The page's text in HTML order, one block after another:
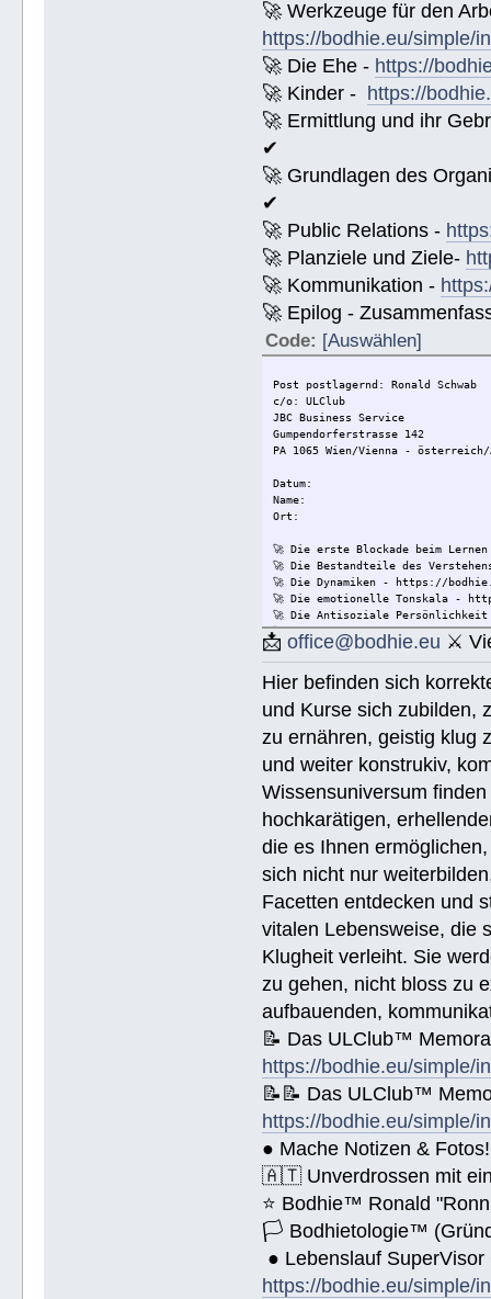
🚀 Werkzeuge für den
https://bodhie.eu/simple/
🚀 Die Ehe - https://
🚀 Kinder - https://
🚀 Ermittlung und ihr
✔
🚀 Grundlagen des
✔
🚀 Public Relations -
🚀 Planziele und Ziele-
🚀 Kommunikation -
🚀 Epilog -
Code: [Auswählen]
Post postlagernd: Ronald Schwab
c/o: ULClub
JBC Business Service
Gumpendorferstrasse 142
PA 1065 Wien/Vienna -
Datum:
Name:
Ort:
🚀 Die erste Blockade beim
🚀 Die Bestandteile des
🚀 Die Dynamiken - https://
🚀 Die emotionelle Tonskala -
🚀 Die Antisoziale
🚀 Die Lösung für Konflikte -
🚀 Lösungen für eine
🚀 Ethik unjd die Zustände -
🚀 Integrität und Ehrlichkeit -
Wie Sie jemandem helfen
🚀 Werkzeuge für den
🚀 Die Ehe - https://bodhie.eu/
🚀 Kinder - https://bodhie.eu/
🚀 Grundlagen des Organisieren
🚀 Public Relations - https://
🚀 Planziele und Ziele- https://
🚀 Kommunikation - https://
Name (BlockBuchStaben)/eMail
📩office@bodhie.eu ⚔
Hier befinden sich
und Kurse sich zubilden,
zu ernähren, geistig klug
und weiter konstrukiv,
Wissensuniversum
hochkarätigen,
die es Ihnen
sich nicht nur
Facetten entdecken und
vitalen Lebensweise, die
Klugheit verleiht. Sie
zu gehen, nicht bloss zu
aufbauenden,
📝 Das ULClub™
https://bodhie.eu/simple/
📝📝 Das ULClub™
https://bodhie.eu/simple/
● Mache Notizen & Fotos!
🇦🇹 Unverdrossen mit
⭐️ Bodhie™ Ronald
🏳 Bodhietologie™
● Lebenslauf
https://bodhie.eu/simple/